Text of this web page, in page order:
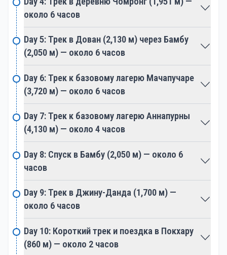
предоставляя возможность посетить древние
монастыри и наблюдать ритуалы, которые
отражают уникальную культурную идентичность
региона.
Перешагнув физическую трудность, путешествие
становится духовным поиском, обогащённым
спокойной атмосферой святых мест, таких как
базовый лагерь Аннапурны. Трек предоставляет
моменты для размышлений и связи с духовной
сущностью Гималаев.
Зона охраны Аннапурны — это рай для любителей
природы. Туристы сталкиваются с разнообразной
флорой, включая яркие леса рододендронов, и
могут увидеть скрытую дикой природу, такую как
гималайский тар. Биоразнообразие региона
добавляет дополнительный слой увлекательности
в это путешествие.
около 6 часов
Day 5: Трек в Дован (2,130 м) через Бамбу
(2,050 м) — около 6 часов
Day 6: Трек к базовому лагерю Мачапучаре
(3,720 м) — около 6 часов
Day 7: Трек к базовому лагерю Аннапурны
(4,130 м) — около 4 часов
Day 8: Спуск в Бамбу (2,050 м) — около 6
часов
Day 9: Трек в Джину-Данда (1,700 м) —
около 6 часов
Day 10: Короткий трек и поездка в Покхару
(860 м) — около 2 часов